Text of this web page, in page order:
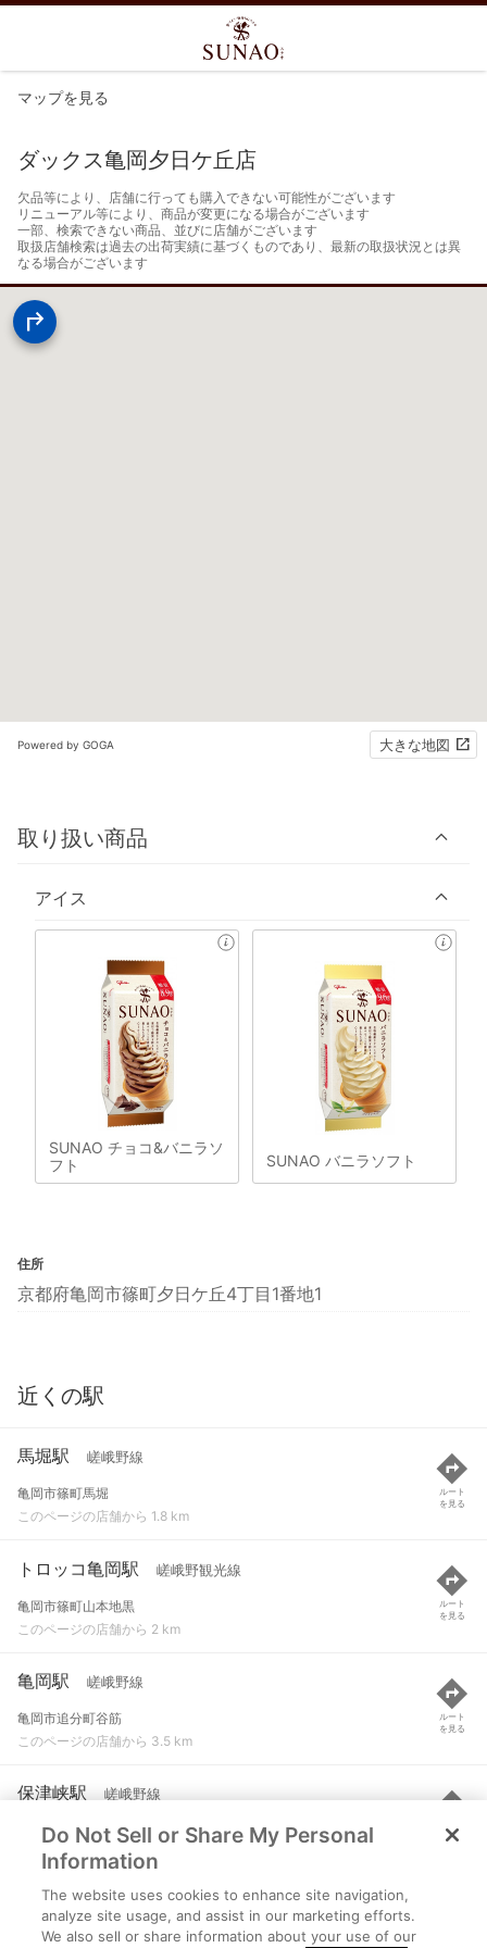
マップを見る
ダックス亀岡夕日ケ丘店
欠品等により、店舗に行っても購入できない可能性がございます
リニューアル等により、商品が変更になる場合がございます
一部、検索できない商品、並びに店舗がございます
取扱店舗検索は過去の出荷実績に基づくものであり、最新の取扱状況とは異
なる場合がございます
Powered by GOGA 大きな地図
取り扱い商品
アイス
SUNAO チョコ&バニラソ
フト
SUNAO バニラソフト
住所
京都府亀岡市篠町夕日ケ丘4丁目1番地1
近くの駅
馬堀駅 嵯峨野線
亀岡市篠町馬堀
このページの店舗から 1.8 km
ルート
を見る
トロッコ亀岡駅 嵯峨野観光線
亀岡市篠町山本地黒
このページの店舗から 2 km
ルート
を見る
亀岡駅 嵯峨野線
亀岡市追分町谷筋
このページの店舗から 3.5 km
ルート
を見る
保津峡駅 嵯峨野線
亀岡市保津町保津山３番地１４３４
このページの店舗から 4.1 km
ルート
を見る
トロッコ保津峡駅 嵯峨野観光線
京都市西京区嵐山北松尾山
Do Not Sell or Share My Personal
Information
The website uses cookies to enhance site navigation,
analyze site usage, and assist in our marketing efforts.
We also sell or share information about your use of our